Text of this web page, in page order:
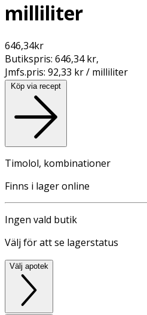
milliliter
646,34kr
Butikspris: 646,34 kr,
Jmfs.pris: 92,33 kr / milliliter
Köp via recept
Timolol, kombinationer
Finns i lager online
Ingen vald butik
Välj för att se lagerstatus
Välj apotek